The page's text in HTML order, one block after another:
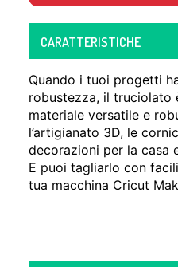
CARATTERISTICHE
Quando i tuoi progetti
robustezza, il truciolato
materiale versatile e
l’artigianato 3D, le
decorazioni per la casa
E puoi tagliarlo con
tua macchina Cricut